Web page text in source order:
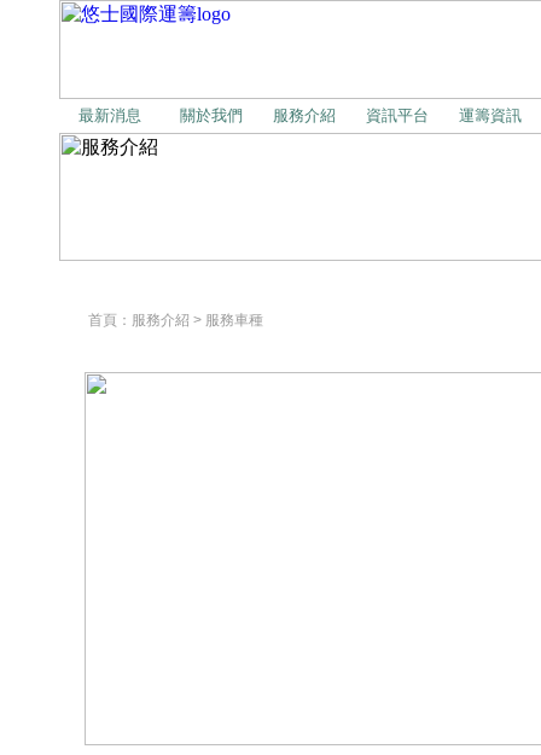
最新消息 關於我們 服務介紹 資訊平台 運籌資訊
首頁：服務介紹 > 服務車種